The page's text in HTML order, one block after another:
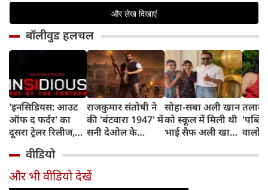
बॉलीवुड हलचल
'इनसिडियस: आउट
ऑफ द फर्दर' का
दूसरा ट्रेलर रिलीज,
डरावना चैप्टर लेकर
लौट रही हॉरर
फ्रैंचाइजी
राजकुमार संतोषी ने
की 'बंटवारा 1947' में
सनी देओल के
सुपरहीरोज़ से तुलना,
कही यह बात
सोहा-सबा अली खान
को स्कूल में मिली थी
भाई सैफ अली खान
शादी की खबर,
वालों
वीडियो
और भी वीडियो देखें